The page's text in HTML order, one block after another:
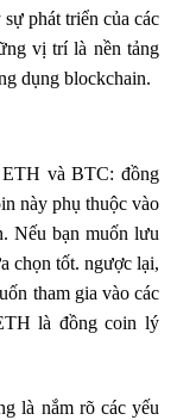
phát triển của các
vị trí là nền tảng
dụng blockchain.
và BTC: đồng
này phụ thuộc vào
Nếu bạn muốn lưu
chọn tốt. ngược lại,
tham gia vào các
là đồng coin lý
là nắm rõ các yếu